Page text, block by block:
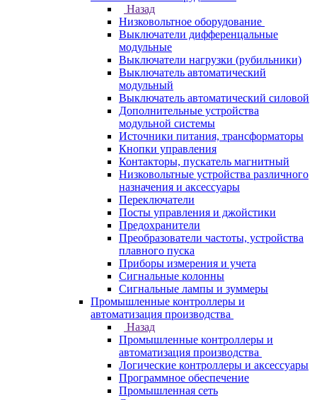
Назад
Низковольтное оборудование
Выключатели дифференцальные
модульные
Выключатели нагрузки (рубильники)
Выключатель автоматический
модульный
Выключатель автоматический силовой
Дополнительные устройства
модульной системы
Источники питания, трансформаторы
Кнопки управления
Контакторы, пускатель магнитный
Низковольтные устройства различного
назначения и аксессуары
Переключатели
Посты управления и джойстики
Предохранители
Преобразователи частоты, устройства
плавного пуска
Приборы измерения и учета
Сигнальные колонны
Сигнальные лампы и зуммеры
Промышленные контроллеры и
автоматизация производства
Назад
Промышленные контроллеры и
автоматизация производства
Логические контроллеры и аксессуары
Программное обеспечение
Промышленная сеть